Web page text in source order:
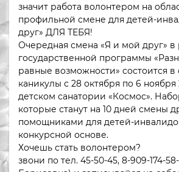
значит работа волонтером на
профильной смене для детей-
друг» ДЛЯ ТЕБЯ!
Очередная смена «Я и мой друг» в
государственной программы
равные возможности» состоится в
каникулы с 28 октября по 6 ноября
детском санатории «Космос».
которые станут на 10 дней смены
помощниками для детей-
конкурсной основе.
Хочешь стать волонтером?
звони по тел. 45-50-45, 8-909-174-